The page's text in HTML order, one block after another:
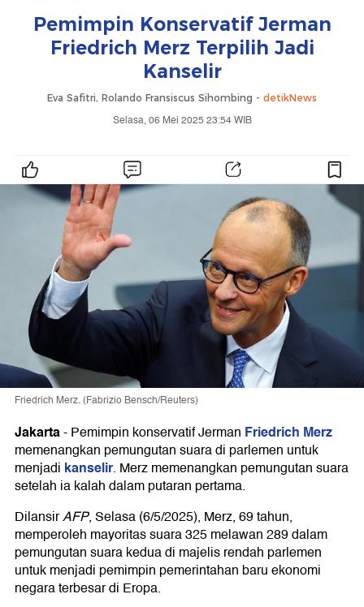
Pemimpin Konservatif Jerman
Friedrich Merz Terpilih Jadi
Kanselir
Eva Safitri, Rolando Fransiscus Sihombing - detikNews
Selasa, 06 Mei 2025 23:54 WIB
Friedrich Merz. (Fabrizio Bensch/Reuters)
Jakarta-Pemimpin konservatif Jerman Friedrich Merz
memenangkan pemungutan suara di parlemen untuk
menjadi kanselir. Merz memenangkan pemungutan suara
setelah ia kalah dalam putaran pertama.
DilansirAFP, Selasa (6/5/2025), Merz, 69 tahun,
memperoleh mayoritas suara 325 melawan 289 dalam
pemungutan suara kedua di majelis rendah parlemen
untuk menjadi pemimpin pemerintahan baru ekonomi
negara terbesar di Eropa.